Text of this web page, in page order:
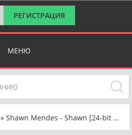
РЕГИСТРАЦИЯ
МЕНЮ
» Shawn Mendes - Shawn [24-bit Hi-Res] (2024) FLAC